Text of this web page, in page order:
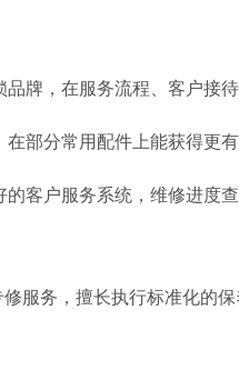
品牌，在服务流程、客户接
在部分常用配件上能获得更
的客户服务系统，维修进度
专修服务，擅长执行标准化